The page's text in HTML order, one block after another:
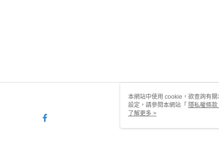
本網站中使用 cookie，欲查詢有
設定，請參閱本網站「 隱私權條款
使用 cookie。
了解更多 >